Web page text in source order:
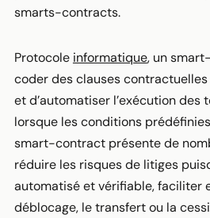
smarts-contracts.
Protocole informatique, un
coder des clauses
et d’automatiser l’exécution des
lorsque les conditions
smart-contract présente de
réduire les risques de litiges
automatisé et vérifiable, faciliter
déblocage, le transfert ou la